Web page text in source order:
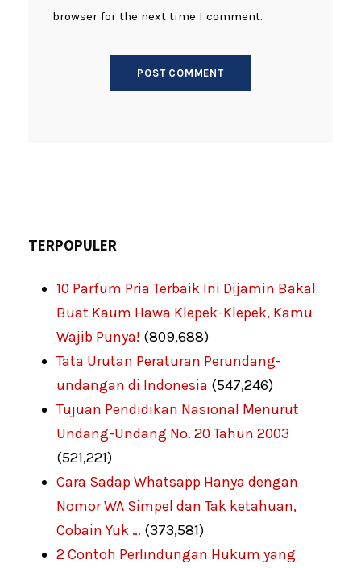
browser for the next time I comment.
TERPOPULER
10 Parfum Pria Terbaik Ini Dijamin Bakal
Buat Kaum Hawa Klepek-Klepek, Kamu
Wajib Punya! (809,688)
Tata Urutan Peraturan Perundang-
undangan di Indonesia (547,246)
Tujuan Pendidikan Nasional Menurut
Undang-Undang No. 20 Tahun 2003
(521,221)
Cara Sadap Whatsapp Hanya dengan
Nomor WA Simpel dan Tak ketahuan,
Cobain Yuk … (373,581)
2 Contoh Perlindungan Hukum yang